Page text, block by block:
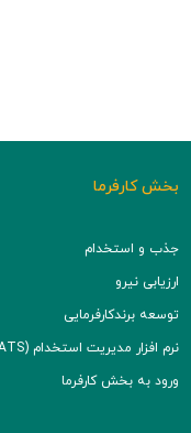
بخش کارفرما
جذب و استخدام
ارزیابی نیرو
توسعه برند‌کارفرمایی
نرم افزار مدیریت استخدام (ATS)
ورود به بخش کارفرما